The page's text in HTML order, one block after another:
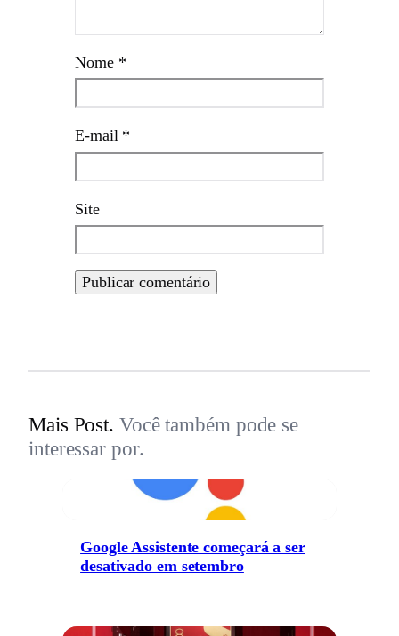
Nome *
E-mail *
Site
Mais Post. Você também pode se
interessar por.
Google Assistente começará a ser
desativado em setembro